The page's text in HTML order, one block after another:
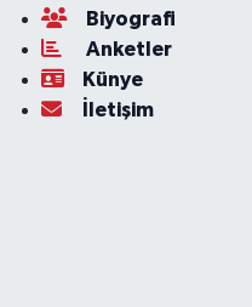
Biyografi
Anketler
Künye
İletişim